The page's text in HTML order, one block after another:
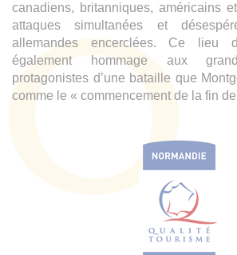
canadiens, britanniques, américains
attaques simultanées et
allemandes encerclées. Ce lieu
également hommage aux
protagonistes d’une bataille que
comme le « commencement de la fin